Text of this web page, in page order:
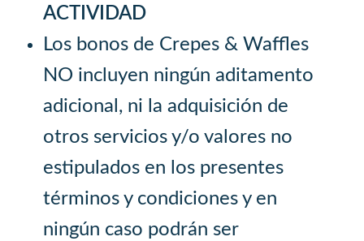
ACTIVIDAD
Los bonos de Crepes & Waffles
NO incluyen ningún aditamento
adicional, ni la adquisición de
otros servicios y/o valores no
estipulados en los presentes
términos y condiciones y en
ningún caso podrán ser